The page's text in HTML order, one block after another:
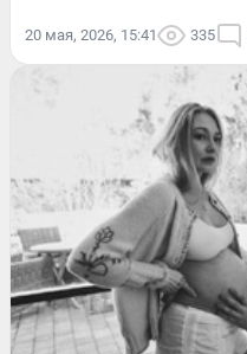
20 мая, 2026, 15:41 335